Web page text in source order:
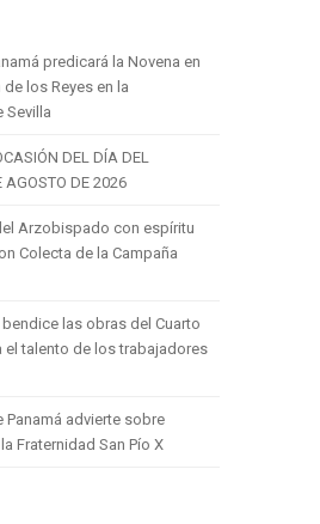
predicará la Novena en
los Reyes en la
Sevilla
DEL DÍA DEL
AGOSTO DE 2026
Arzobispado con espíritu
Colecta de la Campaña
las obras del Cuarto
el talento de los trabajadores
advierte sobre
Fraternidad San Pío X